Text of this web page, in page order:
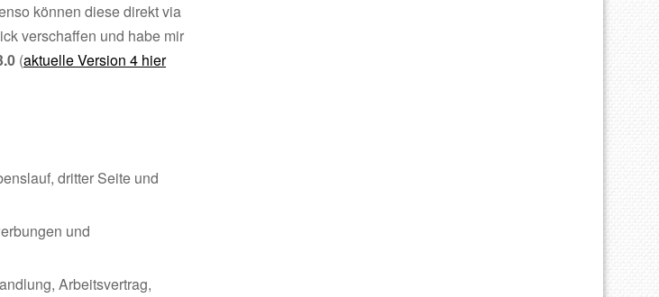
können diese direkt via
verschaffen und habe mir
(aktuelle Version 4 hier
dritter Seite und
und
Arbeitsvertrag,